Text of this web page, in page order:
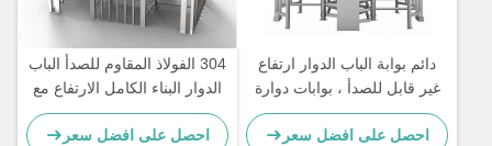
دائم بوابة الباب الدوار ارتفاع
غير قابل للصدأ ، بوابات دوارة
وظيفة مكافحة النسخ الاحتياطي
احصل على افضل سعر
304 الفولاذ المقاوم للصدأ الباب
الدوار البناء الكامل الارتفاع مع
حارة مزدوجة
احصل على افضل سعر